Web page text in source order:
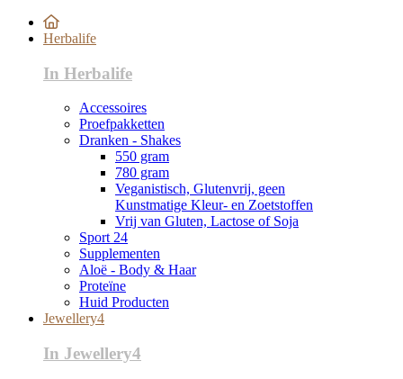
Herbalife
In Herbalife
Accessoires
Proefpakketten
Dranken - Shakes
550 gram
780 gram
Veganistisch, Glutenvrij, geen
Kunstmatige Kleur- en Zoetstoffen
Vrij van Gluten, Lactose of Soja
Sport 24
Supplementen
Aloë - Body & Haar
Proteïne
Huid Producten
Jewellery4
In Jewellery4